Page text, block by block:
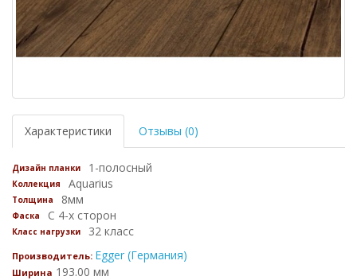
Характеристики Отзывы (0)
Дизайн планки 1-полосный
Коллекция Aquarius
Толщина 8мм
Фаска С 4-х сторон
Класс нагрузки 32 класс
Производитель: Egger (Германия)
Ширина 193.00 мм